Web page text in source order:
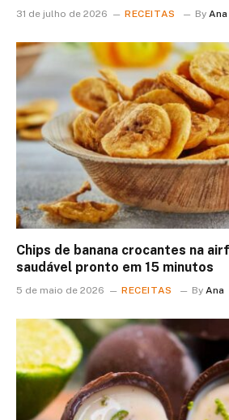
31 de julho de 2026 RECEITAS By Ana
Chips de banana crocantes na
saudável pronto em 15 minutos
5 de maio de 2026 RECEITAS By Ana